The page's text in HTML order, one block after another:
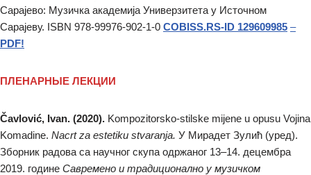
Сарајево: Музичка академија Универзитета у Источном
Сарајеву. ISBN 978-99976-902-1-0 COBISS.RS-ID 129609985 –
PDF!
ПЛЕНАРНЫЕ ЛЕКЦИИ
Čavlović, Ivan. (2020). Kompozitorsko-stilske mijene u opusu Vojina
Komadine. Nacrt za estetiku stvaranja. У Мирадет Зулић (уред).
Зборник радова са научног скупа одржаног 13–14. децембра
2019. године Савремено и традиционално у музичком